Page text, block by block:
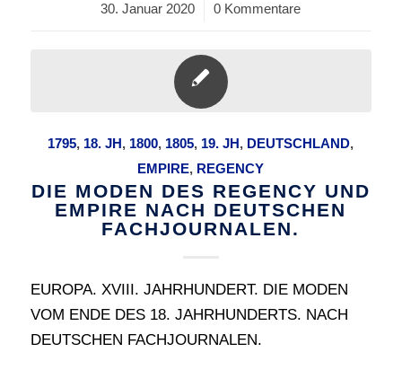
30. Januar 2020
/ 0 Kommentare
1795, 18. JH, 1800, 1805, 19. JH, DEUTSCHLAND,
EMPIRE, REGENCY
DIE MODEN DES REGENCY UND
EMPIRE NACH DEUTSCHEN
FACHJOURNALEN.
EUROPA. XVIII. JAHRHUNDERT. DIE MODEN
VOM ENDE DES 18. JAHRHUNDERTS. NACH
DEUTSCHEN FACHJOURNALEN.